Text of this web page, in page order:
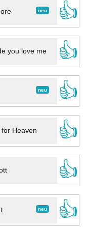
neu
👍
you love me
👍
neu
👍
for Heaven
👍
👍
neu
👍